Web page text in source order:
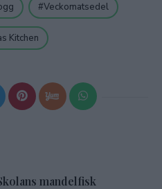
Veckomatsedel
Kitchen
mandelfisk